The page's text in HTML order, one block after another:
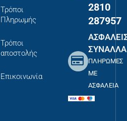
Τρόποι
Πληρωμής
Τρόποι
αποστολής
Επικοινωνία
2810
287957
ΠΛΗΡΩΜΕΣ
ΜΕ
ΑΣΦΑΛΕΙΑ